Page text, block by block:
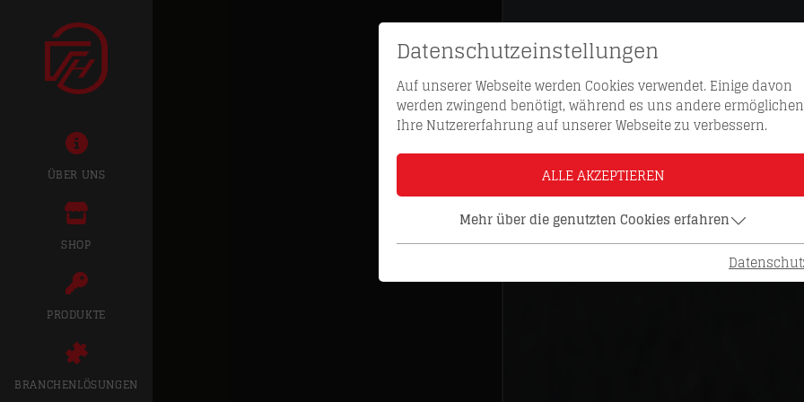
ÜBER UNS
SHOP
PRODUKTE
BRANCHENLÖSUNGEN
Datenschutzeinstellungen
Auf unserer Webseite werden Cookies verwendet. Einige davon
werden zwingend benötigt, während es uns andere
Ihre Nutzererfahrung auf unserer Webseite zu verbessern.
ALLE AKZEPTIEREN
Mehr über die genutzten Cookies erfahren